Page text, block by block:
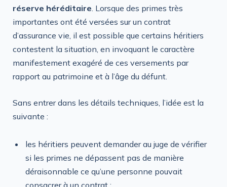
réserve héréditaire . Lorsque des primes très
importantes ont été versées sur un contrat
d’assurance vie, il est possible que certains héritiers
contestent la situation, en invoquant le caractère
manifestement exagéré de ces versements par
rapport au patrimoine et à l’âge du défunt.
Sans entrer dans les détails techniques, l’idée est la
suivante :
les héritiers peuvent demander au juge de vérifier
si les primes ne dépassent pas de manière
déraisonnable ce qu’une personne pouvait